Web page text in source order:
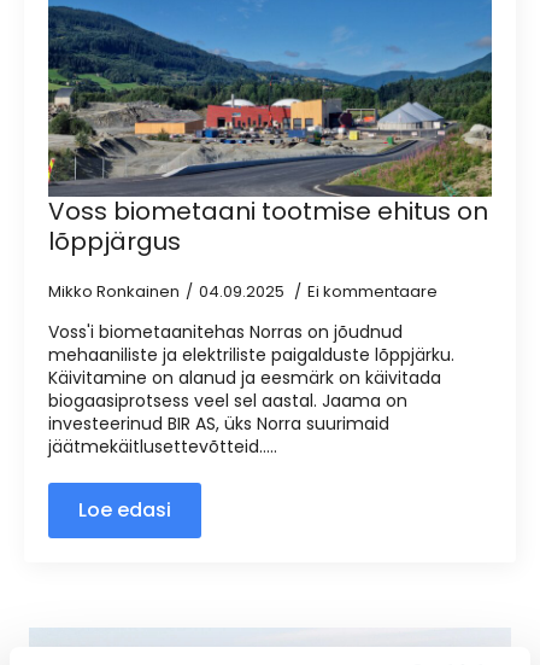
Voss biometaani tootmise ehitus on
lõppjärgus
Mikko Ronkainen 04.09.2025 Ei kommentaare
Voss'i biometaanitehas Norras on jõudnud
mehaaniliste ja elektriliste paigalduste lõppjärku.
Käivitamine on alanud ja eesmärk on käivitada
biogaasiprotsess veel sel aastal. Jaama on
investeerinud BIR AS, üks Norra suurimaid
jäätmekäitlusettevõtteid.....
Loe edasi